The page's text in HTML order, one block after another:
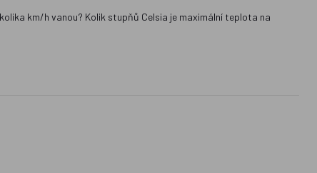
km/h vanou? Kolik stupňů Celsia je maximální teplota na